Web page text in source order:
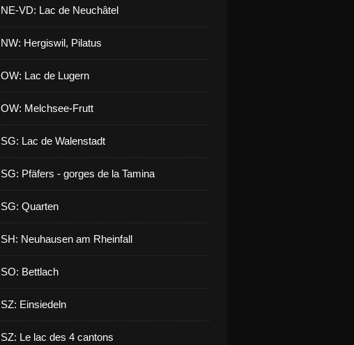
NE-VD: Lac de Neuchâtel
NW: Hergiswil, Pilatus
OW: Lac de Lugern
OW: Melchsee-Frutt
SG: Lac de Walenstadt
SG: Pfäfers - gorges de la Tamina
SG: Quarten
SH: Neuhausen am Rheinfall
SO: Bettlach
SZ: Einsiedeln
SZ: Le lac des 4 cantons